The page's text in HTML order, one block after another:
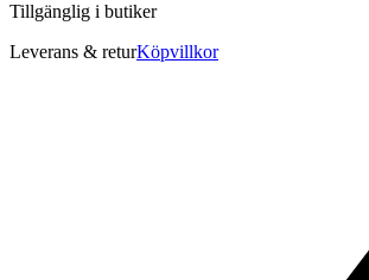
Tillgänglig i butiker
Leverans & returKöpvillkor